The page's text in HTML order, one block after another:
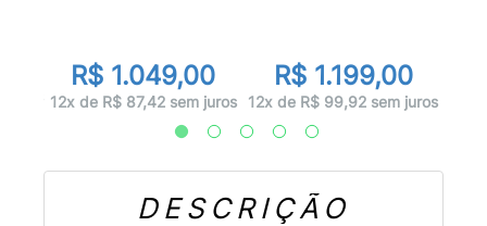
R$ 1.049,00
12x de R$ 87,42 sem juros
R$ 1.199,00
12x de R$ 99,92 sem juros
DESCRIÇÃO